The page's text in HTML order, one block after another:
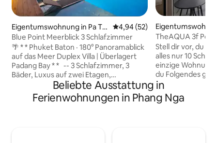
Eigentumswohnung in Pa To
ng
Durchschnittliche Bewertung:
4,94 (52)
Blue Point Meerblick 3 Schlafzimmer
🌴 * * Phuket Baton · 180° Panoramablick
auf das Meer Duplex Villa | Überlagert
Padang Bay * * -- 3 Schlafzimmer, 3
Bäder, Luxus auf zwei Etagen,
ebenerdige Wohnung, 6 Personen, ruhig
in der Menge —— ✅ * * Doppeldecker-
Panoramablick * *: Das Wohnzimmer und
hale
TheAQUA 3f
BoatAvenue
Stell dir vor, du
alles nur 10
einzige Wohnung
du Folgendes
Whirlpool mit
authentische
Einen privaten
Beliebte Ausstattung in
Ferienwohnungen in Phang Nga